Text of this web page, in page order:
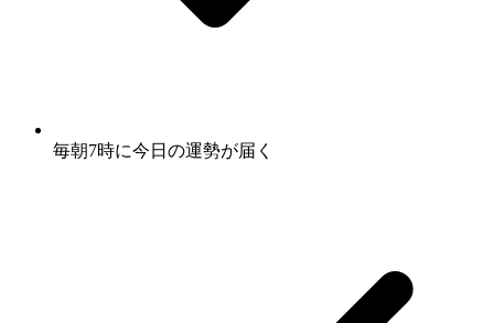
毎朝7時に今日の運勢が届く